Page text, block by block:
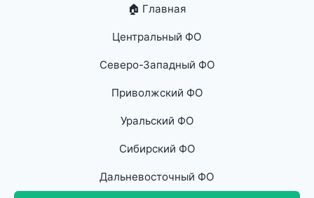
🏠 Главная
Центральный ФО
Северо-Западный ФО
Приволжский ФО
Уральский ФО
Сибирский ФО
Дальневосточный ФО